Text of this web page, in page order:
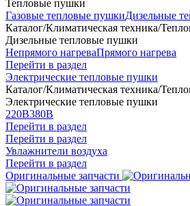
Тепловые пушки
Газовые тепловые пушкиДизельные
Каталог/Климатическая техника/
Дизельные тепловые пушки
Непрямого нагреваПрямого нагрева
Перейти в раздел
Электрические тепловые пушки
Каталог/Климатическая техника/
Электрические тепловые пушки
220В380В
Перейти в раздел
Перейти в раздел
Увлажнители воздуха
Перейти в раздел
Оригинальные запчасти